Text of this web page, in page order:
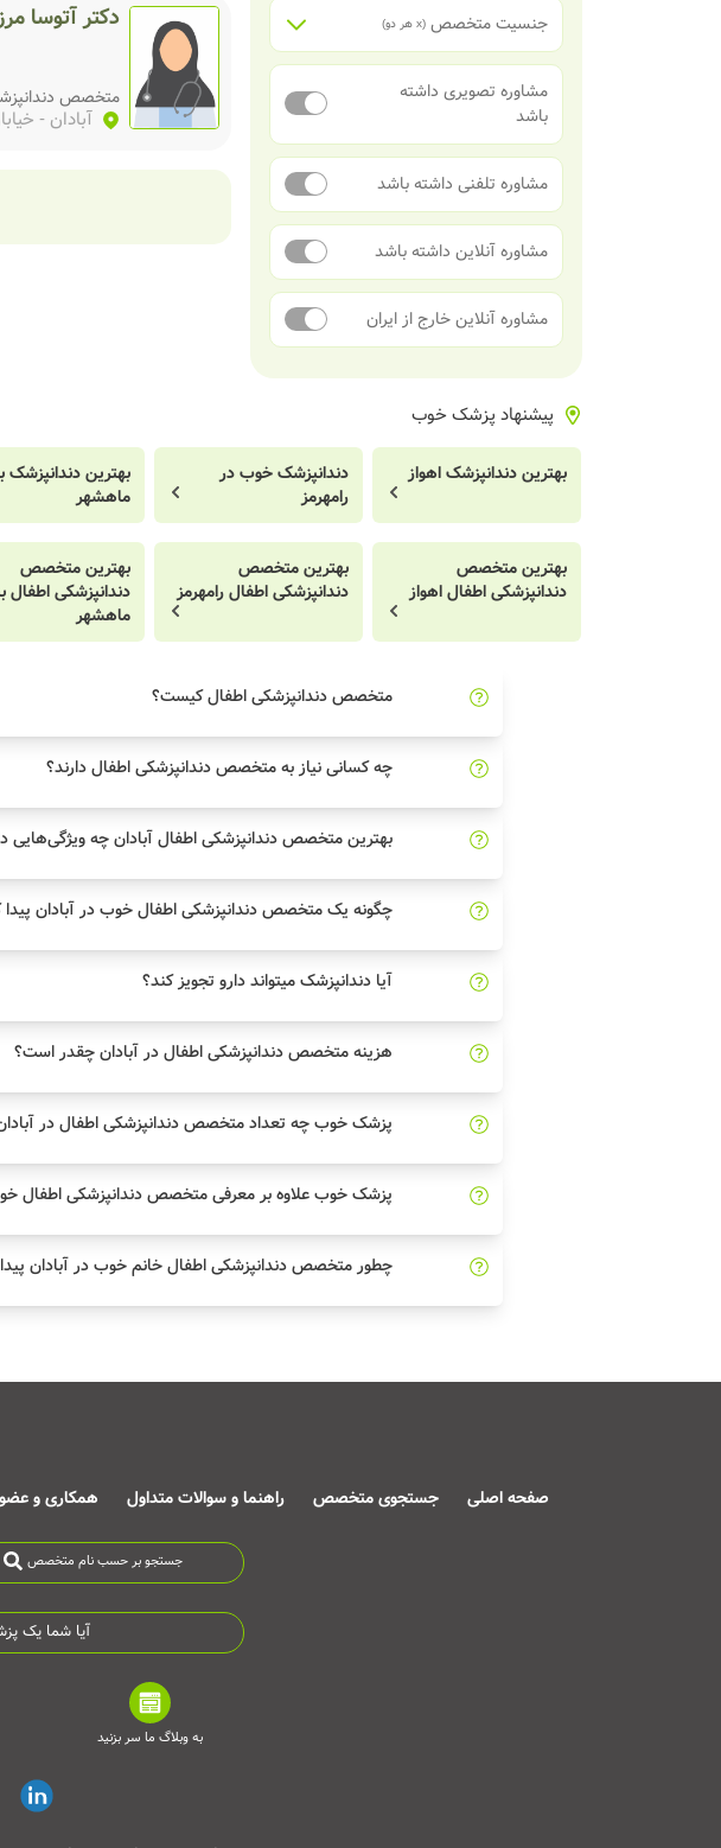
جنسیت متخصص (x هر دو)
مشاوره تصویری داشته
باشد
مشاوره تلفنی داشته باشد
مشاوره آنلاین داشته باشد
مشاوره آنلاین خارج از ایران
دکتر آتوسا
متخصص
آبادان -
پیشنهاد پزشک خوب
بهترین دندانپزشک اهواز
دندانپزشک خوب در
رامهرمز
بهترین دندانپزشک
ماهشهر
بهترین متخصص
دندانپزشکی اطفال اهواز
بهترین متخصص
دندانپزشکی اطفال رامهرمز
بهترین متخصص
دندانپزشکی اطفال
ماهشهر
متخصص دندانپزشکی اطفال کیست؟
چه کسانی نیاز به متخصص دندانپزشکی اطفال دارند؟
بهترین متخصص دندانپزشکی اطفال آبادان چه ویژگی‌هایی
چگونه یک متخصص دندانپزشکی اطفال خوب در آبادان پیدا
آیا دندانپزشک میتواند دارو تجویز کند؟
هزینه متخصص دندانپزشکی اطفال در آبادان چقدر است؟
پزشک خوب چه تعداد متخصص دندانپزشکی اطفال در
پزشک خوب علاوه بر معرفی متخصص دندانپزشکی اطفال
چطور متخصص دندانپزشکی اطفال خانم خوب در آبادان
صفحه اصلی جستجوی متخصص راهنما و سوالات متداول همکاری و
جستجو بر حسب نام متخصص
آیا شما یک
به وبلاگ ما سر بزنید